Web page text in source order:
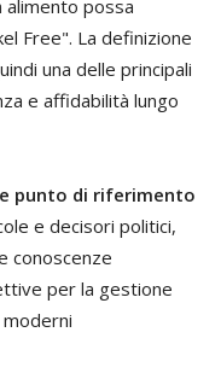
alimento possa
Free". La definizione
una delle principali
e affidabilità lungo
punto di riferimento
e decisori politici,
conoscenze
per la gestione